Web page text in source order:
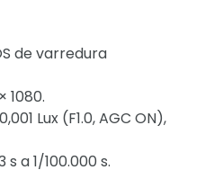
de varredura
1080.
Lux (F1.0, AGC ON),
a 1/100.000 s.